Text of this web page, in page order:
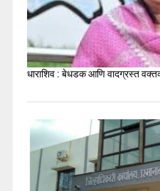
धाराशिव : बेधडक आणि वादग्रस्त